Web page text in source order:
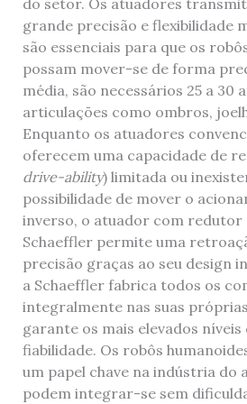
do setor. Os atuadores
grande precisão e flexibilidade
são essenciais para que os
possam mover-se de forma
média, são necessários 25 a 30
articulações como ombros,
Enquanto os atuadores
oferecem uma capacidade de
drive-ability) limitada ou
possibilidade de mover o
inverso, o atuador com redutor
Schaeffler permite uma
precisão graças ao seu design
a Schaeffler fabrica todos os
integralmente nas suas
garante os mais elevados níveis
fiabilidade. Os robôs
um papel chave na indústria do
podem integrar-se sem